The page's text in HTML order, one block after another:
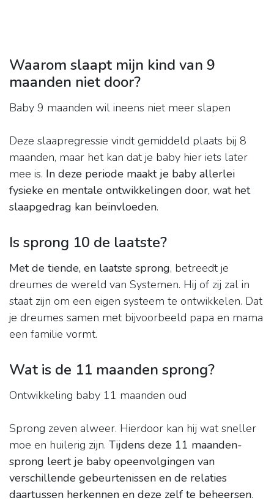
Waarom slaapt mijn kind van 9
maanden niet door?
Baby 9 maanden wil ineens niet meer slapen
Deze slaapregressie vindt gemiddeld plaats bij 8
maanden, maar het kan dat je baby hier iets later
mee is. In deze periode maakt je baby allerlei
fysieke en mentale ontwikkelingen door, wat het
slaapgedrag kan beïnvloeden.
Is sprong 10 de laatste?
Met de tiende, en laatste sprong, betreedt je
dreumes de wereld van Systemen. Hij of zij zal in
staat zijn om een eigen systeem te ontwikkelen. Dat
je dreumes samen met bijvoorbeeld papa en mama
een familie vormt.
Wat is de 11 maanden sprong?
Ontwikkeling baby 11 maanden oud
Sprong zeven alweer. Hierdoor kan hij wat sneller
moe en huilerig zijn. Tijdens deze 11 maanden-
sprong leert je baby opeenvolgingen van
verschillende gebeurtenissen en de relaties
daartussen herkennen en deze zelf te beheersen.